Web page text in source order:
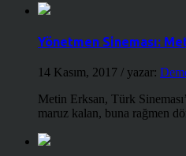
Yönetmen Sineması:
14 Kasım, 2017 / yazar:
Metin Erksan, Türk
maruz kalan, buna rağmen